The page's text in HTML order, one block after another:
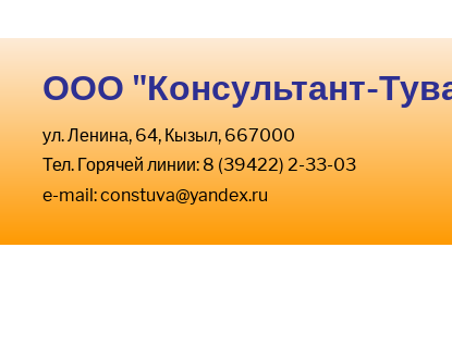
ООО "Консультант-
ул. Ленина, 64, Кызыл, 667000
Тел. Горячей линии: 8 (39422) 2-33-03
e-mail:constuva@yandex.ru